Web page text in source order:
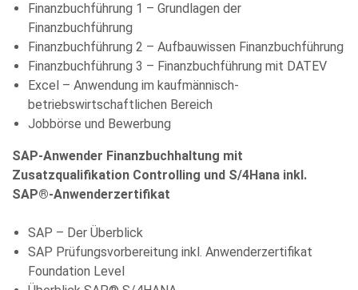
Finanzbuchführung 1 – Grundlagen der
Finanzbuchführung
Finanzbuchführung 2 – Aufbauwissen Finanzbuchführung
Finanzbuchführung 3 – Finanzbuchführung mit DATEV
Excel – Anwendung im kaufmännisch-
betriebswirtschaftlichen Bereich
Jobbörse und Bewerbung
SAP-Anwender Finanzbuchhaltung mit
Zusatzqualifikation Controlling und S/4Hana inkl.
SAP®-Anwenderzertifikat
SAP – Der Überblick
SAP Prüfungsvorbereitung inkl. Anwenderzertifikat
Foundation Level